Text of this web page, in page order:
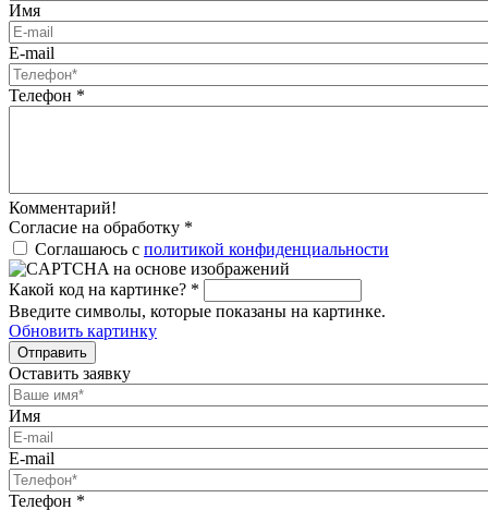
Имя
E-mail
Телефон *
Комментарий!
Согласие на обработку *
Соглашаюсь с политикой конфиденциальности
Какой код на картинке? *
Введите символы, которые показаны на картинке.
Обновить картинку
Отправить
Оставить заявку
Имя
E-mail
Телефон *